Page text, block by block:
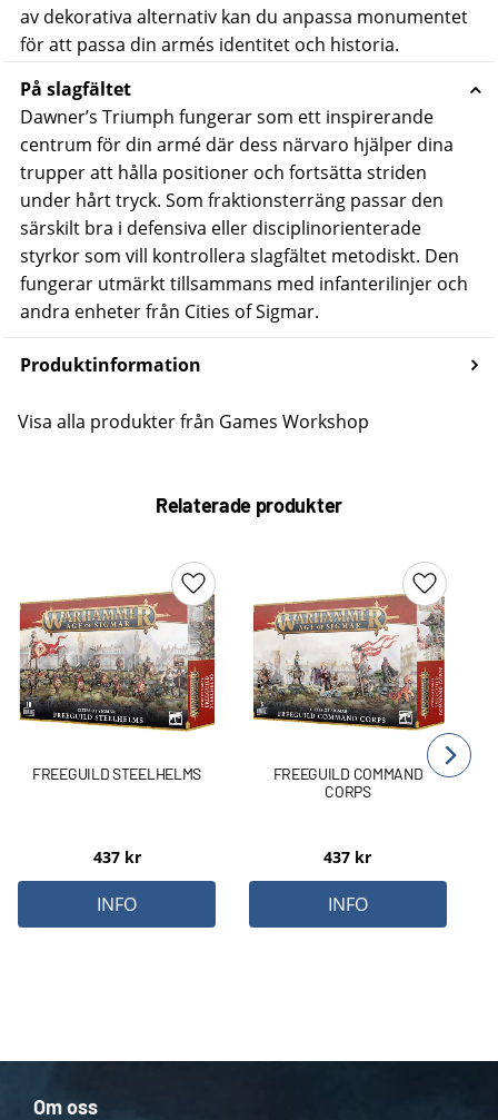
av dekorativa alternativ kan du anpassa monumentet
för att passa din armés identitet och historia.
På slagfältet
Dawner’s Triumph fungerar som ett inspirerande
centrum för din armé där dess närvaro hjälper dina
trupper att hålla positioner och fortsätta striden
under hårt tryck. Som fraktionsterräng passar den
särskilt bra i defensiva eller disciplinorienterade
styrkor som vill kontrollera slagfältet metodiskt. Den
fungerar utmärkt tillsammans med infanterilinjer och
andra enheter från Cities of Sigmar.
Produktinformation
Visa alla produkter från Games Workshop
Relaterade produkter
FREEGUILD STEELHELMS
437kr
Lägg till i favoriter
INFO
FREEGUILD COMMAND
CORPS
437 kr
Lägg till
INFO
Om oss